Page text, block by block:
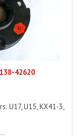
42620
U17, U15, KX41-3,